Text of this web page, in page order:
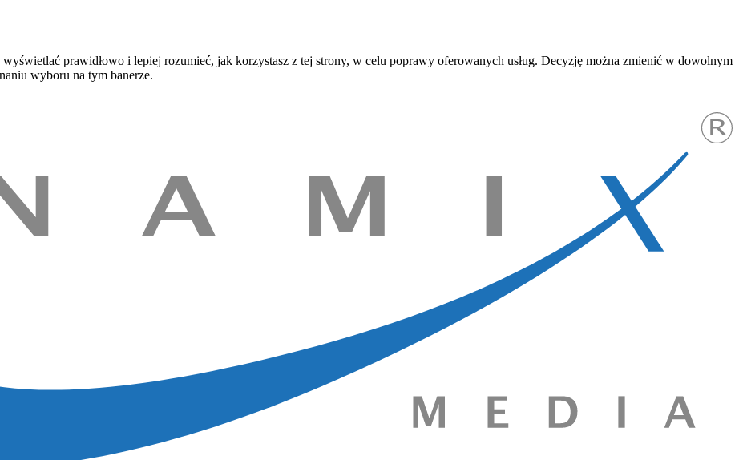
prawidłowo i lepiej rozumieć, jak korzystasz z tej strony, w celu poprawy oferowanych usług. Decyzję można zmienić w dowolnym
wyboru na tym banerze.